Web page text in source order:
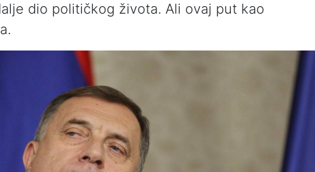
dio političkog života. Ali ovaj put kao